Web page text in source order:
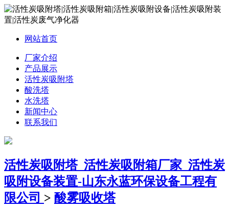
网站首页
厂家介绍
产品展示
活性炭吸附塔
酸洗塔
水洗塔
新闻中心
联系我们
活性炭吸附塔_活性炭吸附箱厂家_活性炭
吸附设备装置-山东永蓝环保设备工程有
限公司 > 酸雾吸收塔